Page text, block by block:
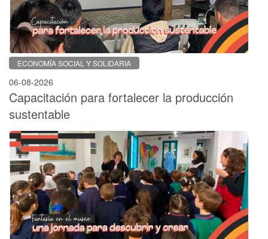
ECONOMÍA SOCIAL Y SOLIDARIA
06-08-2026
Capacitación para fortalecer la producción
sustentable